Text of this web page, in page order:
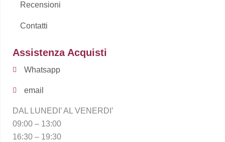
Recensioni
Contatti
Assistenza Acquisti
Whatsapp
email
DAL LUNEDI’ AL VENERDI’
09:00 – 13:00
16:30 – 19:30